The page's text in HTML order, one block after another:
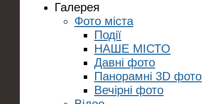
Галерея
Фото міста
Події
НАШЕ МІСТО
Давні фото
Панорамні 3D фото
Вечірні фото